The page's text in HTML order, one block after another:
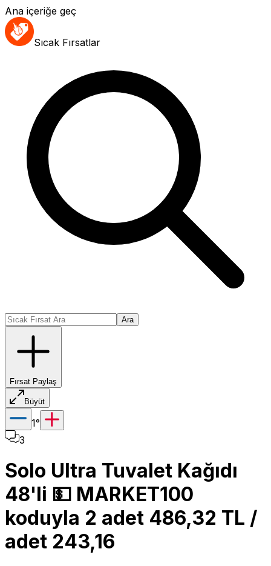
Ana içeriğe geç
Sıcak Fırsatlar
Ara
Fırsat Paylaş
Büyüt
1°
3
Solo Ultra Tuvalet Kağıdı
48'li 💵 MARKET100
koduyla 2 adet 486,32 TL /
adet 243,16